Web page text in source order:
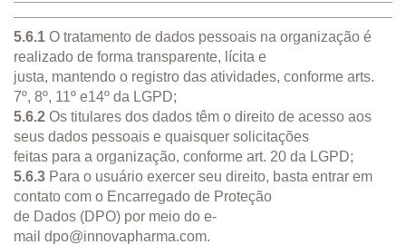
5.6.1 O tratamento de dados pessoais na organização é
realizado de forma transparente, lícita e
justa, mantendo o registro das atividades, conforme arts.
7º, 8º, 11º e14º da LGPD;
5.6.2 Os titulares dos dados têm o direito de acesso aos
seus dados pessoais e quaisquer solicitações
feitas para a organização, conforme art. 20 da LGPD;
5.6.3 Para o usuário exercer seu direito, basta entrar em
contato com o Encarregado de Proteção
de Dados (DPO) por meio do e-
mail dpo@innovapharma.com.